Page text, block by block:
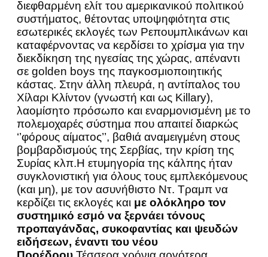
διεφθαρμένη ελίτ του αμερικανικού πολιτικού
συστήματος, θέτοντας υποψηφιότητα στις
εσωτερικές εκλογές των Ρεπουμπλικάνων και
καταφέρνοντας να κερδίσει το χρίσμα για την
διεκδίκηση της ηγεσίας της χώρας, απέναντι
σε golden boys της παγκοσμιοποιητικής
κάστας. Στην άλλη πλευρά, η αντίπαλος του
Χίλαρι Κλίντον (γνωστή και ως Killary),
λαομίσητο πρόσωπο και εναρμονισμένη με το
πολεμοχαρές σύστημα που απαιτεί διαρκώς
‘’φόρους αίματος’’, βαθιά αναμειγμένη στους
βομβαρδισμούς της Σερβίας, την κρίση της
Συρίας κλπ.Η ετυμηγορία της κάλπης ήταν
συγκλονιστική για όλους τους εμπλεκόμενους
(και μη), με τον ασυνήθιστο Ντ. Τραμπ να
κερδίζει τις εκλογές και με ολόκληρο τον
συστημικό εσμό να ξερνάει τόνους
προπαγάνδας, συκοφαντίας και ψευδών
ειδήσεων, έναντι του νέου